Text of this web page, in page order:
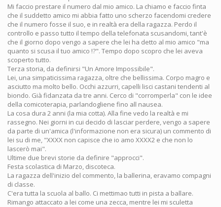
Mi faccio prestare il numero dal mio amico. La chiamo e faccio finta
che il suddetto amico mi abbia fatto uno scherzo facendomi credere
che il numero fosse il suo, e in realtà era della ragazza. Perdo il
controllo e passo tutto il tempo della telefonata scusandomi, tant'è
che il giorno dopo vengo a sapere che lei ha detto al mio amico "ma
quanto si scusa il tuo amico !?". Tempo dopo scopro che lei aveva
scoperto tutto.
Terza storia, da definirsi "Un Amore Impossibile".
Lei, una simpaticissima ragazza, oltre che bellissima. Corpo magro e
asciutto ma molto bello. Occhi azzurri, capelli lisci castani tendenti al
biondo. Già fidanzata da tre anni. Cerco di "corromperla" con le idee
della comicoterapia, parlandogliene fino all nausea.
La cosa dura 2 anni (la mia cotta). Alla fine vedo la realtà e mi
rassegno. Nei giorni in cui decido di lasciar perdere, vengo a sapere
da parte di un'amica (l'informazione non era sicura) un commento di
lei su di me, "XXXX non capisce che io amo XXXX2 e che non lo
lascerò mai".
Ultime due brevi storie da definire "approcci".
Festa scolastica di Marzo, discoteca.
La ragazza dell'inizio del commento, la ballerina, eravamo compagni
di classe.
C'era tutta la scuola al ballo. Ci mettimao tutti in pista a ballare.
Rimango attaccato a lei come una zecca, mentre lei mi sculetta